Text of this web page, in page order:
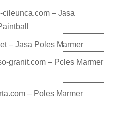
– Jasa
– Jasa Poles Marmer
granit.com – Poles Marmer
– Poles Marmer